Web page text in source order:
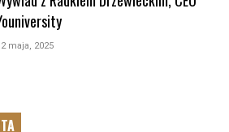
maja, 2025